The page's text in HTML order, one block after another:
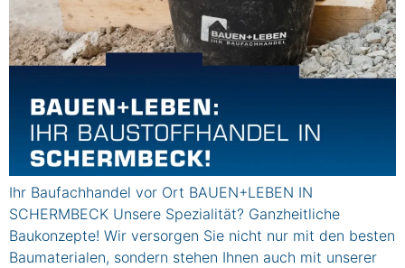
Ihr Baufachhandel vor Ort BAUEN+LEBEN IN
SCHERMBECK Unsere Spezialität? Ganzheitliche
Baukonzepte! Wir versorgen Sie nicht nur mit den besten
Baumaterialen, sondern stehen Ihnen auch mit unserer